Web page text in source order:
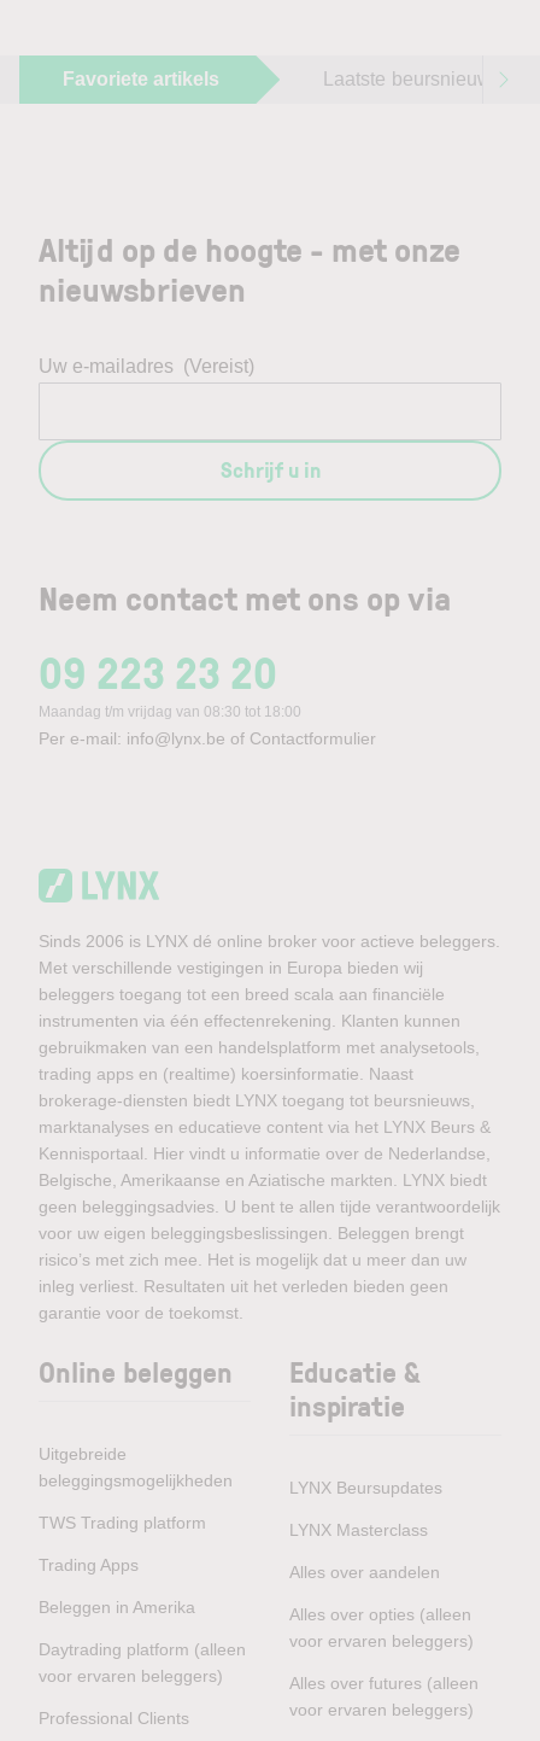
Favoriete artikels Laatste beursnieuws
Neem contact met ons op via
09 223 23 20
Maandag t/m vrijdag van 08:30 tot 18:00
Per e-mail: info@lynx.be of Contactformulier
Altijd op de hoogte - met onze
nieuwsbrieven
Uw e-mailadres (Vereist)
Schrijf u in
Sinds 2006 is LYNX dé online broker voor actieve beleggers.
Met verschillende vestigingen in Europa bieden wij
beleggers toegang tot een breed scala aan financiële
instrumenten via één effectenrekening. Klanten kunnen
gebruikmaken van een handelsplatform met analysetools,
trading apps en (realtime) koersinformatie. Naast
brokerage-diensten biedt LYNX toegang tot beursnieuws,
marktanalyses en educatieve content via het LYNX Beurs &
Kennisportaal. Hier vindt u informatie over de Nederlandse,
Belgische, Amerikaanse en Aziatische markten. LYNX biedt
geen beleggingsadvies. U bent te allen tijde verantwoordelijk
voor uw eigen beleggingsbeslissingen. Beleggen brengt
risico’s met zich mee. Het is mogelijk dat u meer dan uw
inleg verliest. Resultaten uit het verleden bieden geen
garantie voor de toekomst.
Online beleggen
Uitgebreide
beleggingsmogelijkheden
TWS Trading platform
Trading Apps
Beleggen in Amerika
Daytrading platform (alleen
voor ervaren beleggers)
Professional Clients
Educatie &
inspiratie
LYNX Beursupdates
LYNX Masterclass
Alles over aandelen
Alles over opties (alleen
voor ervaren beleggers)
Alles over futures (alleen
voor ervaren beleggers)